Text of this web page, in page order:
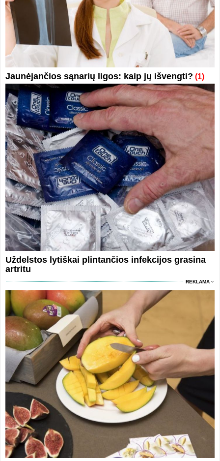
Jaunėjančios sąnarių ligos: kaip jų išvengti? (1)
Uždelstos lytiškai plintančios infekcijos grasina
artritu
REKLAMA